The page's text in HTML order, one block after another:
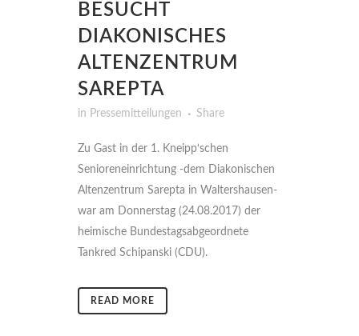
BESUCHT
DIAKONISCHES
ALTENZENTRUM
SAREPTA
in Pressemitteilungen Share
Zu Gast in der 1. Kneipp‘schen
Senioreneinrichtung -dem Diakonischen
Altenzentrum Sarepta in Waltershausen-
war am Donnerstag (24.08.2017) der
heimische Bundestagsabgeordnete
Tankred Schipanski (CDU).
READ MORE